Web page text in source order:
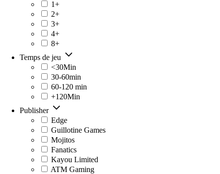
1+
2+
3+
4+
8+
Temps de jeu
<30Min
30-60min
60-120 min
+120Min
Publisher
Edge
Guillotine Games
Mojitos
Fanatics
Kayou Limited
ATM Gaming